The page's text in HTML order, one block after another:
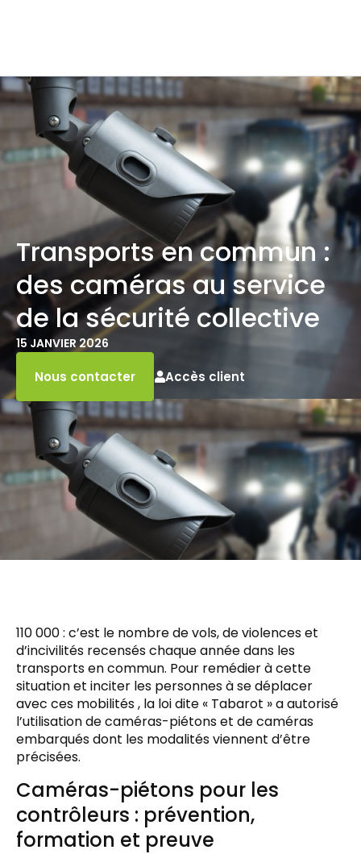
Transports en commun :
des caméras au service
de la sécurité collective
15 JANVIER 2026
Nous contacter Accès client
110 000 : c’est le nombre de vols, de violences et
d’incivilités recensés chaque année dans les
transports en commun. Pour remédier à cette
situation et inciter les personnes à se déplacer
avec ces mobilités , la loi dite « Tabarot » a autorisé
l’utilisation de caméras-piétons et de caméras
embarqués dont les modalités viennent d’être
précisées.
Caméras-piétons pour les
contrôleurs : prévention,
formation et preuve